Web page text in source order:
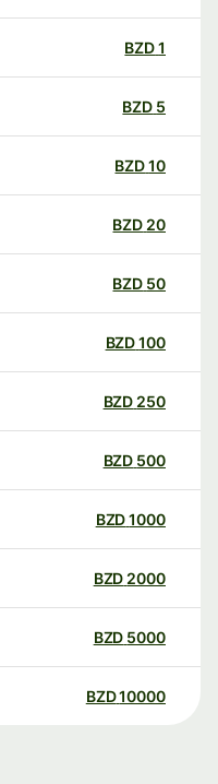
BZD
BZD
BZD
20
BZD
50
BZD
100
BZD
250
BZD
500
BZD
1000
BZD
2000
BZD
5000
BZD
10000
BZD